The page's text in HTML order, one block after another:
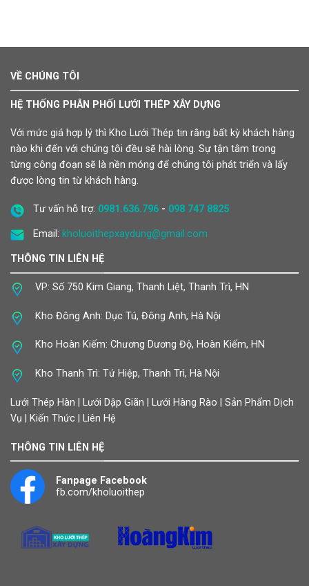
VỀ CHÚNG TÔI
HỆ THỐNG PHÂN PHỐI LƯỚI THÉP XÂY DỰNG
Với mức giá hợp lý thì Kho Lưới Thép tin rằng bất kỳ khách hàng
nào khi đến với chúng tôi đều sẽ hài lòng. Sự tận tâm trong
từng công đoạn sẽ là nền móng để chúng tôi phát triển và lấy
được lòng tin từ khách hàng.
Tư vấn hỗ trợ: 0981.636.796- 098 747 8825
Email: kholuoithepxaydung@gmail.com
THÔNG TIN LIÊN HỆ
VP: Số 750 Kim Giang, Thanh Liệt, Thanh Trì, HN
Kho Đông Anh: Dục Tú, Đông Anh, Hà Nội
Kho Hoàn Kiếm: Chương Dương Độ, Hoàn Kiếm, HN
Kho Thanh Trì: Tứ Hiệp, Thanh Trì, Hà Nội
Lưới Thép Hàn | Lưới Dập Giãn | Lưới Hàng Rào | Sản Phẩm Dịch
Vụ | Kiến Thức | Liên Hệ
THÔNG TIN LIÊN HỆ
Fanpage Facebook
fb.com/kholuoithep